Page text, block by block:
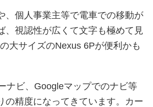
、個人事業主等で電車での移動が
、視認性が広くて文字も極めて見
大サイズのNexus 6Pが便利かも
ナビ、Googleマップでのナビ等
の精度になってきています。カー